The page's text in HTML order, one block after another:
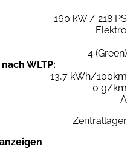
160 kW / 218 PS
Elektro
4 (Green)
WLTP:
13,7 kWh/100km
0 g/km
A
Zentrallager